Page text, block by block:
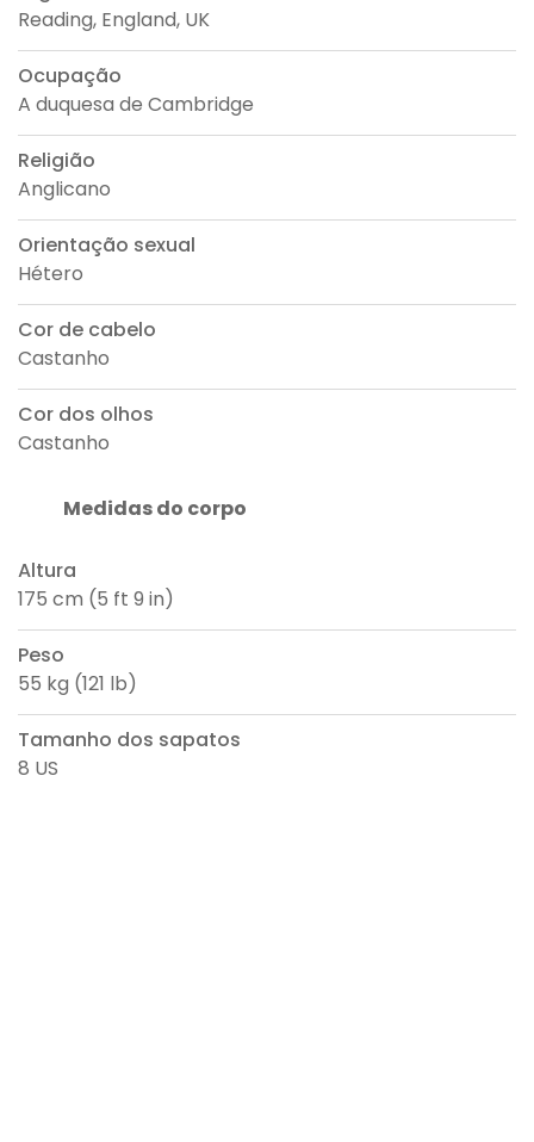
Reading, England, UK
Ocupação
A duquesa de Cambridge
Religião
Anglicano
Orientação sexual
Hétero
Cor de cabelo
Castanho
Cor dos olhos
Castanho
Medidas do corpo
Altura
175 cm (5 ft 9 in)
Peso
55 kg (121 lb)
Tamanho dos sapatos
8 US